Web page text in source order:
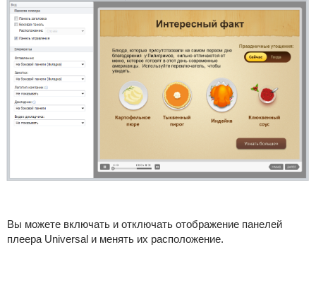
Вы можете включать и отключать отображение панелей
плеера Universal и менять их расположение.